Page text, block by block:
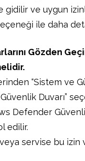
gidilir ve uygun
ile daha
Gözden
“Sistem ve
Duvarı”
Defender
edilir.
servise bu izin